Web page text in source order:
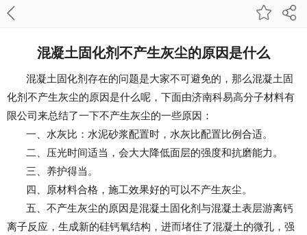
混凝土固化剂不产生灰尘的原因是什么
混凝土固化剂存在的问题是大家不可避免的，那么混凝土固
化剂不产生灰尘的原因是什么呢，下面由济南科易高分子材料有
限公司来总结了一下不产生灰尘的一些原因：
一、水灰比：水泥砂浆配置时，水灰比配置比例合适。
二、压光时间适当，会大大降低面层的强度和抗磨能力。
三、养护得当。
四、原材料合格，施工效果好的可以不产生灰尘。
五、不产生灰尘的原因是混凝土固化剂与混凝土表层游离钙
离子反应，生成新的硅钙氧结构，进而堵住了混凝土的微孔，强